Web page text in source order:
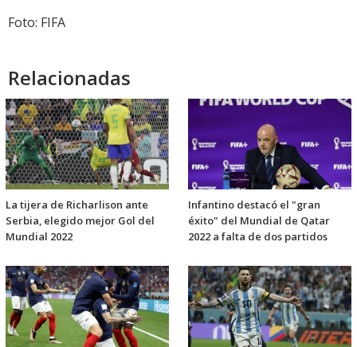
Foto: FIFA
Relacionadas
La tijera de Richarlison ante
Serbia, elegido mejor Gol del
Mundial 2022
Infantino destacó el "gran
éxito" del Mundial de Qatar
2022 a falta de dos partidos